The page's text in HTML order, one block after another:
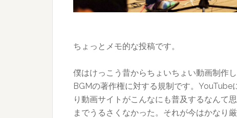
ちょっとメモ的な投稿です。
僕はけっこう昔からちょいちょい動画制作
BGMの著作権に対する規制です。
り動画サイトがこんなにも普及するなんて
までうるさくなかった。それが今はかなり厳